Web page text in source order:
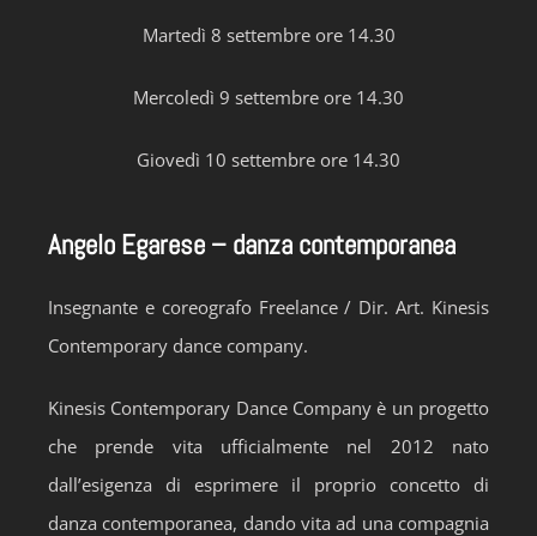
Martedì 8 settembre ore 14.30
Mercoledì 9 settembre ore 14.30
Giovedì 10 settembre ore 14.30
Angelo Egarese – danza contemporanea
Insegnante e coreografo Freelance / Dir. Art. Kinesis
Contemporary dance company.
Kinesis Contemporary Dance Company è un progetto
che prende vita ufficialmente nel 2012 nato
dall’esigenza di esprimere il proprio concetto di
danza contemporanea, dando vita ad una compagnia